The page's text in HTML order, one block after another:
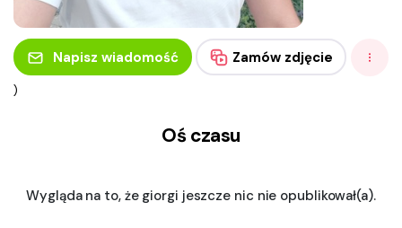
Napisz wiadomość Zamów zdjęcie
)
Oś czasu
Wygląda na to, że giorgi jeszcze nic nie opublikował(a).